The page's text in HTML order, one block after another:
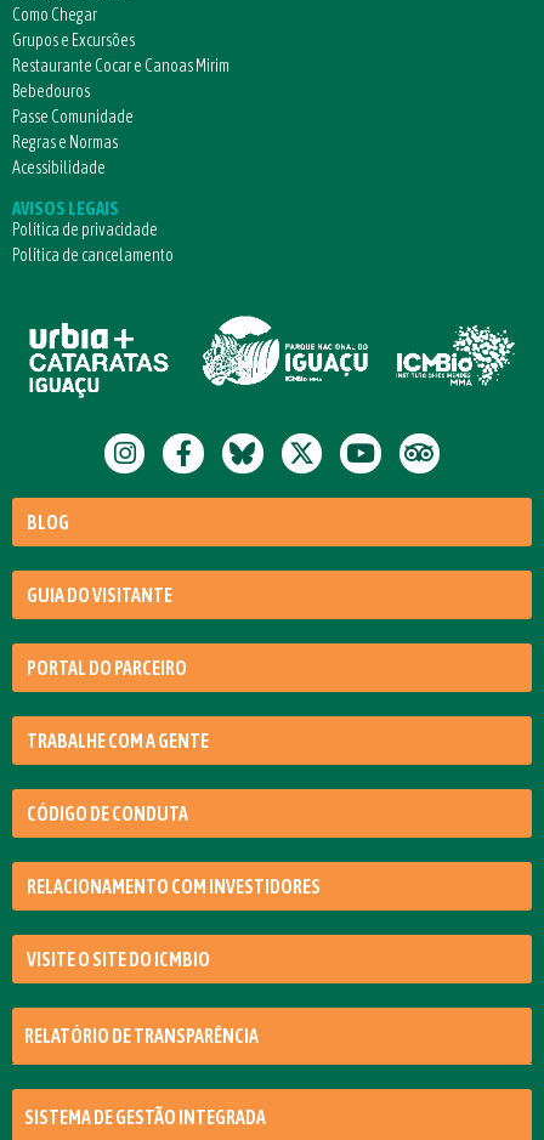
Como Chegar
Grupos e Excursões
Restaurante Cocar e Canoas Mirim
Bebedouros
Passe Comunidade
Regras e Normas
Acessibilidade
AVISOS LEGAIS
Política de privacidade
Política de cancelamento
BLOG
GUIA DO VISITANTE
PORTAL DO PARCEIRO
TRABALHE COM A GENTE
CÓDIGO DE CONDUTA
RELACIONAMENTO COM INVESTIDORES
VISITE O SITE DO ICMBIO
RELATÓRIO DE TRANSPARÊNCIA
SISTEMA DE GESTÃO INTEGRADA